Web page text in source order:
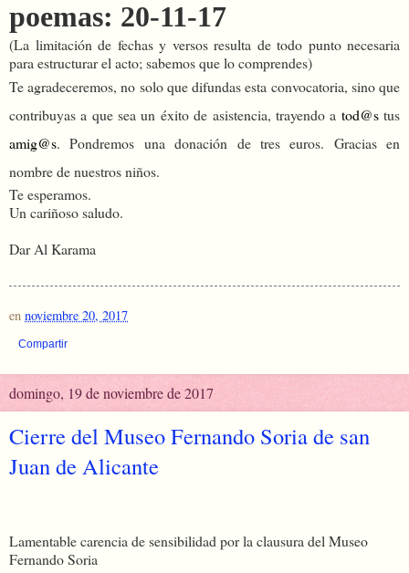
poemas: 20-11-17
(La limitación de fechas y versos resulta de todo punto necesaria
para estructurar el acto; sabemos que lo comprendes)
Te agradeceremos, no solo que difundas esta convocatoria, sino que
contribuyas a que sea un éxito de asistencia, trayendo a tod@stus
amig@s. Pondremos una donación de tres euros. Gracias en
nombre de nuestros niños.
Te esperamos.
Un cariñoso saludo.
Dar Al Karama
en noviembre 20, 2017
Compartir
domingo, 19 de noviembre de 2017
Cierre del Museo Fernando Soria de san
Juan de Alicante
Lamentable carencia de sensibilidad por la clausura del Museo
Fernando Soria